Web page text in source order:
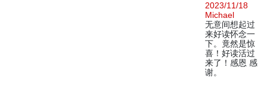
2023/11/18
Michael
无意间想起过
来好读怀念一
下。竟然是惊
喜！好读活过
来了！感恩 感
谢。